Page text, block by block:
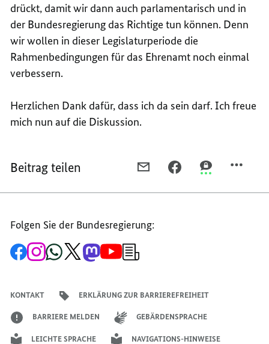
drückt, damit wir dann auch parlamentarisch und in
der Bundesregierung das Richtige tun können. Denn
wir wollen in dieser Legislaturperiode die
Rahmenbedingungen für das Ehrenamt noch einmal
verbessern.
Herzlichen Dank dafür, dass ich da sein darf. Ich freue
mich nun auf die Diskussion.
Beitrag teilen
MAIL
REDE
MERKEL
TEILEN, TEILEN,
Folgen Sie der Bundesregierung:
Zur
Facebook-
Zum
Instagram-
Zum
WhatsApp-
Zum
X-
Zum
Mastodon-
Zum
YouTube-Anmeldung
KONTAKT ERKLÄRUNG ZUR BARRIEREFREIHEIT
BARRIERE MELDEN GEBÄRDENSPRACHE
LEICHTE SPRACHE NAVIGATIONS-HINWEISE